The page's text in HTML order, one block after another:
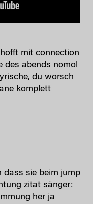
mit connection
des abends nomol
du worsch
komplett
dass sie beim jump
zitat sänger:
her ja